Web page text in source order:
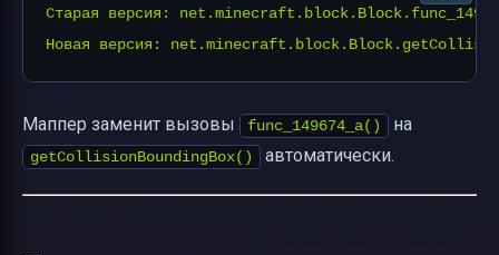
Старая версия:
Маппер заменит вызовы func_149674_a() на
getCollisionBoundingBox() автоматически.